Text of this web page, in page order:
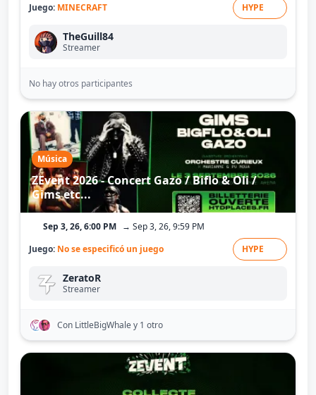
Juego: MINECRAFT HYPE
TheGuill84
Streamer
No hay otros participantes
Música
ZEvent 2026 - Concert Gazo / Biflo & Oli /
Gims etc...
Sep 3, 26, 6:00 PM → Sep 3, 26, 9:59 PM
Juego: No se especificó un juego HYPE
ZeratoR
Streamer
Con LittleBigWhaley 1 otro